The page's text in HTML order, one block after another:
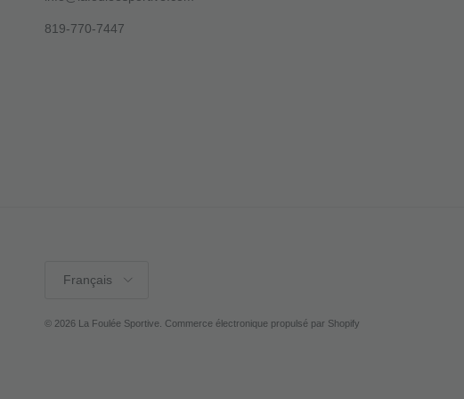
819-770-7447
Français
© 2026 La Foulée Sportive Commerce électronique propulsé par Shopify